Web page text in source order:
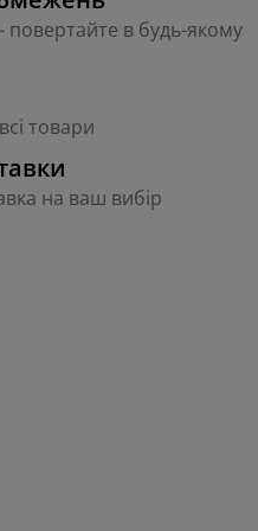
в будь-якому
товари
на ваш вибір